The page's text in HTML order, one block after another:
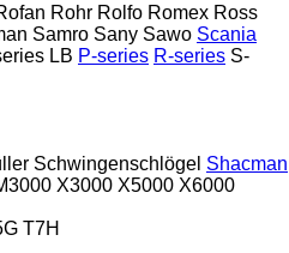
Rohr Rolfo Romex Ross
Samro Sany Sawo Scania
LB P-series R-series S-
Schwingenschlögel Shacman
X3000 X5000 X6000
T7H